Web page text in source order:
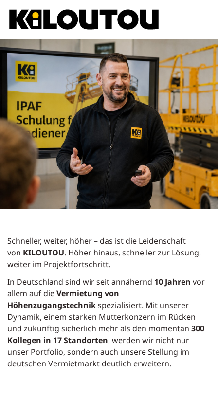
Schneller, weiter, höher – das ist die Leidenschaft
von KILOUTOU. Höher hinaus, schneller zur Lösung,
weiter im Projektfortschritt.
In Deutschland sind wir seit annähernd 10 Jahren vor
allem auf dieVermietung von
Höhenzugangstechnikspezialisiert. Mit unserer
Dynamik, einem starken Mutterkonzern im Rücken
und zukünftig sicherlich mehr als den momentan 300
Kollegen in 17 Standorten, werden wir nicht nur
unser Portfolio, sondern auch unsere Stellung im
deutschen Vermietmarkt deutlich erweitern.